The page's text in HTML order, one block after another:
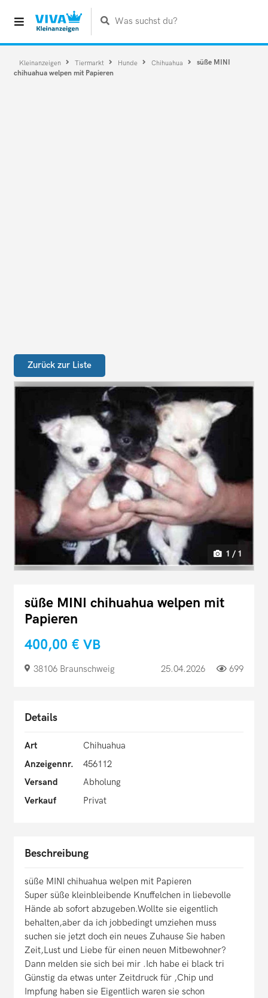
Was suchst du?
Kleinanzeigen Tiermarkt Hunde Chihuahua
süße MINI
chihuahua welpen mit Papieren
Zurück zur Liste
1 / 1
süße MINI chihuahua welpen mit
Papieren
400,00 € VB
38106 Braunschweig 25.04.2026 699
Details
Art
Chihuahua
Anzeigennr.
456112
Versand
Abholung
Verkauf
Privat
Beschreibung
süße MINI chihuahua welpen mit Papieren
Super süße kleinbleibende Knuffelchen in liebevolle
Hände ab sofort abzugeben.Wollte sie eigentlich
behalten,aber da ich jobbedingt umziehen muss
suchen sie jetzt doch ein neues Zuhause Sie haben
Zeit,Lust und Liebe für einen neuen Mitbewohner?
Dann melden sie sich bei mir .Ich habe ei black tri
Günstig da etwas unter Zeitdruck für ,Chip und
Impfung haben sie Eigentlich waren sie schon